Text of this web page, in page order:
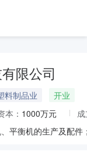
限公司
料制品业
开业
本： 1000万元